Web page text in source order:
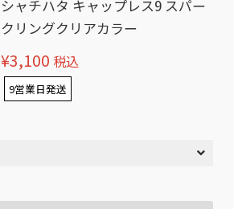
シャチハタ キャップレス9 スパー
クリングクリアカラー
¥3,100 税込
9営業日発送